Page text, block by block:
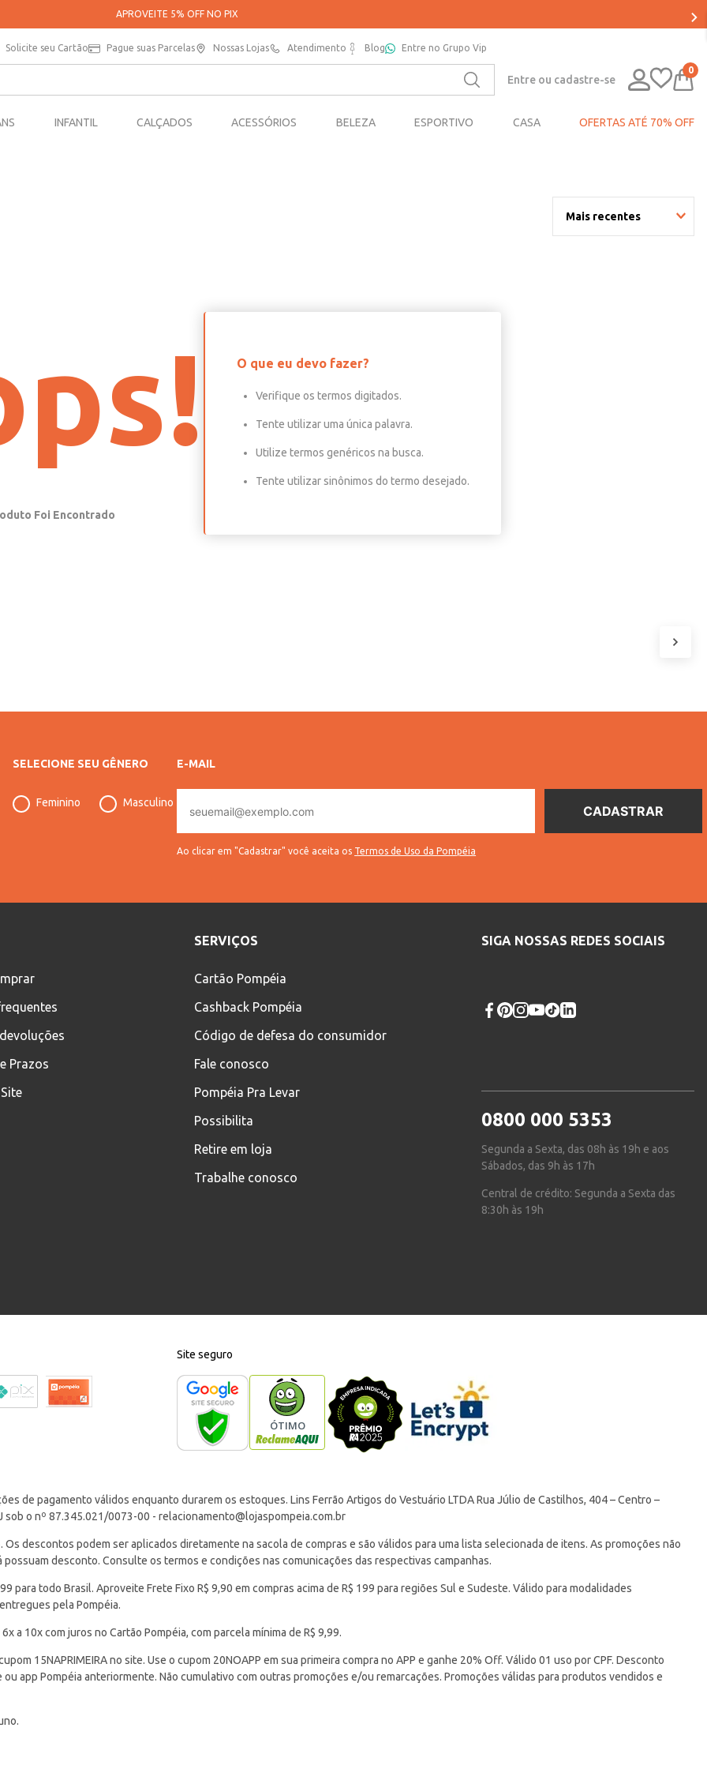
APROVEITE 5% OFF NO PIX
Solicite seu Cartão Pague suas Parcelas Nossas Lojas Atendimento Blog Entre no Grupo Vip
Entre ou cadastre-se
0
INFANTIL CALÇADOS ACESSÓRIOS BELEZA ESPORTIVO CASA OFERTAS ATÉ 70% OFF
Mais recentes
O que eu devo fazer?
Verifique os termos digitados.
Tente utilizar uma única palavra.
Utilize termos genéricos na busca.
Tente utilizar sinônimos do termo desejado.
SELECIONE SEU GÊNERO
Feminino Masculino
E-MAIL
mail
Ao clicar em "Cadastrar" você aceita os Termos de Uso da Pompéia
Prazos
SERVIÇOS
Cartão Pompéia
Cashback Pompéia
Código de defesa do consumidor
Fale conosco
Pompéia Pra Levar
Possibilita
Retire em loja
Trabalhe conosco
SIGA NOSSAS REDES SOCIAIS
0800 000 5353
Segunda a Sexta, das 08h às 19h e aos
Sábados, das 9h às 17h
Central de crédito: Segunda a Sexta das
8:30h às 19h
Site seguro
de pagamento válidos enquanto durarem os estoques. Lins Ferrão Artigos do Vestuário LTDA Rua Júlio de Castilhos, 404 – Centro –
sob o nº 87.345.021/0073-00 - relacionamento@lojaspompeia.com.br
descontos podem ser aplicados diretamente na sacola de compras e são válidos para uma lista selecionada de itens. As promoções não
desconto. Consulte os termos e condições nas comunicações das respectivas campanhas.
para todo Brasil. Aproveite Frete Fixo R$ 9,90 em compras acima de R$ 199 para regiões Sul e Sudeste. Válido para modalidades
pela Pompéia.
a 10x com juros no Cartão Pompéia, com parcela mínima de R$ 9,99.
15NAPRIMEIRA no site. Use o cupom 20NOAPP em sua primeira compra no APP e ganhe 20% Off. Válido 01 uso por CPF. Desconto
app Pompéia anteriormente. Não cumulativo com outras promoções e/ou remarcações. Promoções válidas para produtos vendidos e